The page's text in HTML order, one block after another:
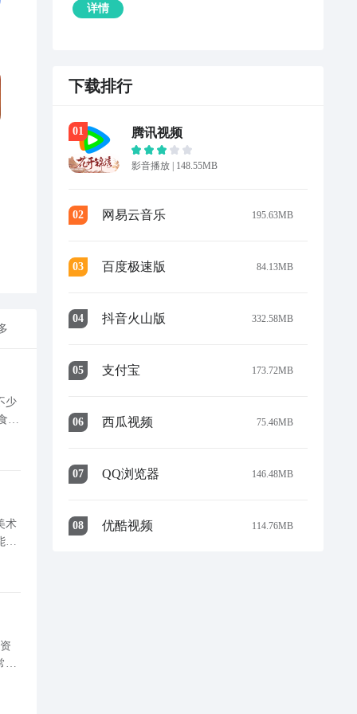
少
冒
术
机
规
详情
下载排行
01 腾讯视频
影音播放 | 148.55MB
02 网易云音乐 195.63MB
03 百度极速版 84.13MB
04 抖音火山版 332.58MB
05 支付宝 173.72MB
06 西瓜视频 75.46MB
07 QQ浏览器 146.48MB
08 优酷视频 114.76MB